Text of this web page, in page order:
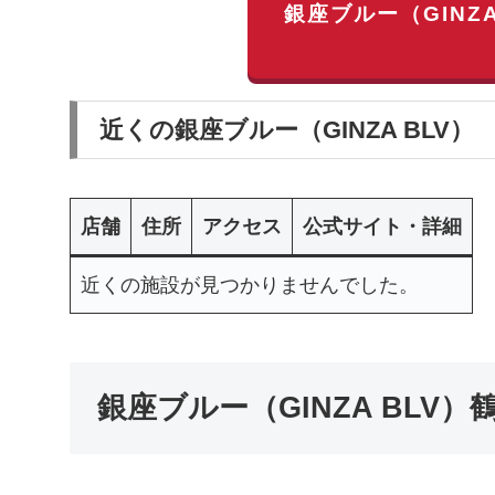
銀座ブルー（
近くの銀座ブルー（GINZA BLV）
店舗 住所 アクセス 公式サイト・詳細
近くの施設が見つかりませんでした。
銀座ブルー（GINZA BLV）